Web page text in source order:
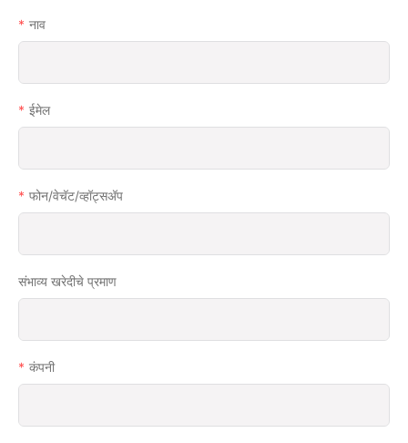
नाव
ईमेल
फोन/वेचॅट/व्हॉट्सअ‍ॅप
संभाव्य खरेदीचे प्रमाण
कंपनी